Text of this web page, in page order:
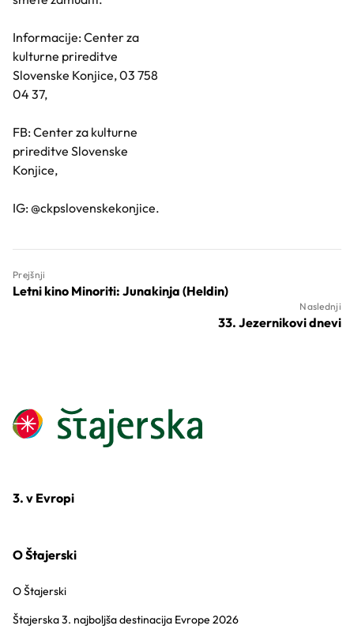
Informacije: Center za
kulturne prireditve
Slovenske Konjice, 03 758
04 37,
FB: Center za kulturne
prireditve Slovenske
Konjice,
IG: @ckpslovenskekonjice.
Prejšnji
Letni kino Minoriti: Junakinja (Heldin)
Naslednji
33. Jezernikovi dnevi
3. v Evropi
O Štajerski
O Štajerski
Štajerska 3. najboljša destinacija Evrope 2026